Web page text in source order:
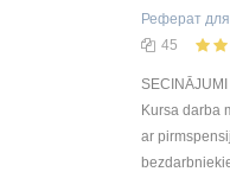
Реферат
45
Kursa darba
ar